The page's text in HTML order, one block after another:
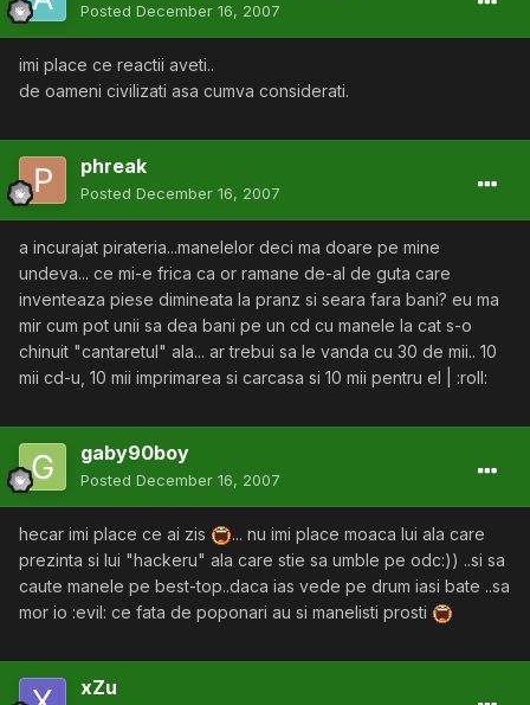
Posted December 16, 2007
imi place ce reactii aveti..
de oameni civilizati asa cumva considerati.
phreak
Posted December 16, 2007
a incurajat pirateria...manelelor deci ma doare pe mine
undeva... ce mi-e frica ca or ramane de-al de guta care
inventeaza piese dimineata la pranz si seara fara bani? eu ma
mir cum pot unii sa dea bani pe un cd cu manele la cat s-o
chinuit "cantaretul" ala... ar trebui sa le vanda cu 30 de mii.. 10
mii cd-u, 10 mii imprimarea si carcasa si 10 mii pentru el | :roll:
gaby90boy
Posted December 16, 2007
hecar imi place ce ai zis
... nu imi place moaca lui ala care
prezinta si lui "hackeru" ala care stie sa umble pe odc:)) ..si sa
caute manele pe best-top..daca ias vede pe drum iasi bate ..sa
mor io :evil: ce fata de poponari au si manelisti prosti
xZu